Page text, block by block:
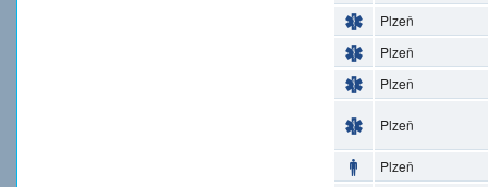
Plzeň
Plzeň
Plzeň
Plzeň
Plzeň